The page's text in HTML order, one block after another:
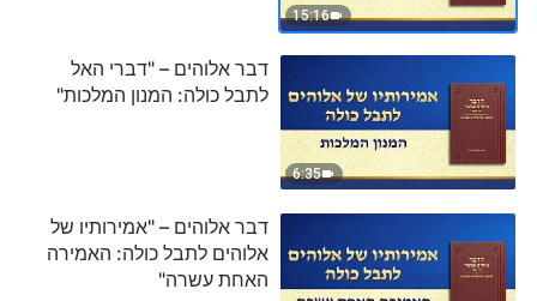
15:16
6:35
דבר אלוהים – "דברי האל
לתבל כולה: המנון המלכות"
דבר אלוהים – "אמירותיו של
אלוהים לתבל כולה: האמירה
האחת עשרה"